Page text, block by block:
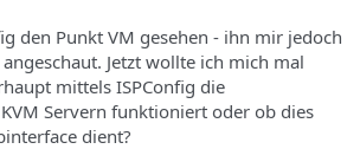
den Punkt VM gesehen - ihn mir jedoch
Jetzt wollte ich mich mal
mittels ISPConfig die
Servern funktioniert oder ob dies
dient?